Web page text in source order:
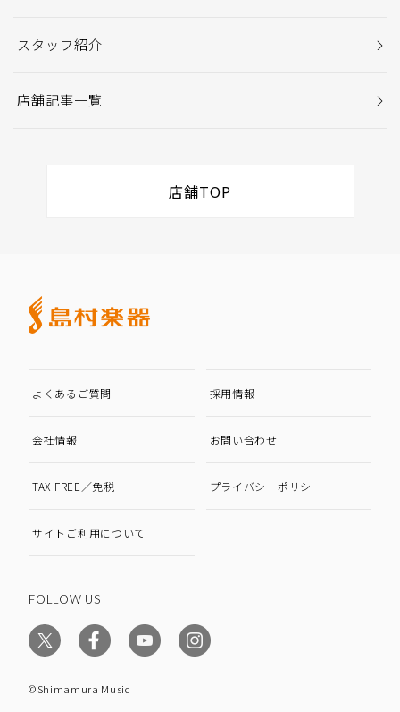
スタッフ紹介
店舗記事一覧
店舗TOP
よくあるご質問 採用情報
会社情報 お問い合わせ
TAX FREE／免税 プライバシーポリシー
サイトご利用について
FOLLOW US
©Shimamura Music